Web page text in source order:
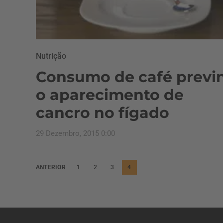
Nutrição
Consumo de café
o aparecimento de
cancro no fígado
29 Dezembro, 2015 0:00
P
ANTERIOR 1 2 3 4